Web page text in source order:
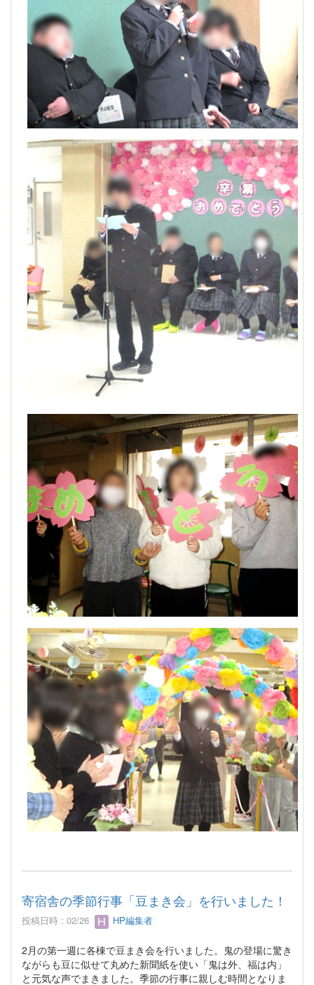
寄宿舎の季節行事「豆まき会」を行いました！
投稿日時 : 02/26 HP編集者
2月の第一週に各棟で豆まき会を行いました。鬼の登場に驚き
ながらも豆に似せて丸めた新聞紙を使い「鬼は外、福は内」
と元気な声でまきました。季節の行事に親しむ時間となりま